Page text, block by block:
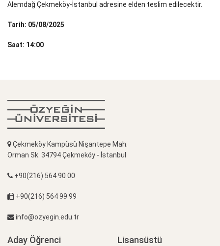
Alemdağ Çekmeköy-İstanbul adresine elden teslim edilecektir.
Tarih: 05/08/2025
Saat: 14:00
Çekmeköy Kampüsü Nişantepe Mah.
Orman Sk. 34794 Çekmeköy - İstanbul
+90(216) 564 90 00
+90(216) 564 99 99
info@ozyegin.edu.tr
Aday Öğrenci Lisansüstü